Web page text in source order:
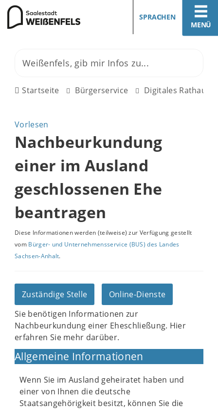
MENÜ
SPRACHEN
Startseite Bürgerservice Digitales Rathaus
Vorlesen
Nachbeurkundung
einer im Ausland
geschlossenen Ehe
beantragen
Diese Informationen werden (teilweise) zur Verfügung gestellt
vom Bürger- und Unternehmensservice (BUS) des Landes
Sachsen-Anhalt.
Zuständige Stelle
Online-Dienste
Sie benötigen Informationen zur
Nachbeurkundung einer Eheschließung. Hier
erfahren Sie mehr darüber.
Allgemeine Informationen
Wenn Sie im Ausland geheiratet haben und
einer von Ihnen die deutsche
Staatsangehörigkeit besitzt, können Sie die